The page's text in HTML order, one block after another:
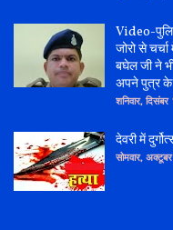
Video-
जोरो से
बघेल जी ने
अपने पुत्र के
शनिवार,
देवरी में
सोमवार,